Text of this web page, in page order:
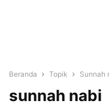
Beranda Topik Sunnah
sunnah nabi